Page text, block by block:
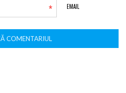
EMAIL
*